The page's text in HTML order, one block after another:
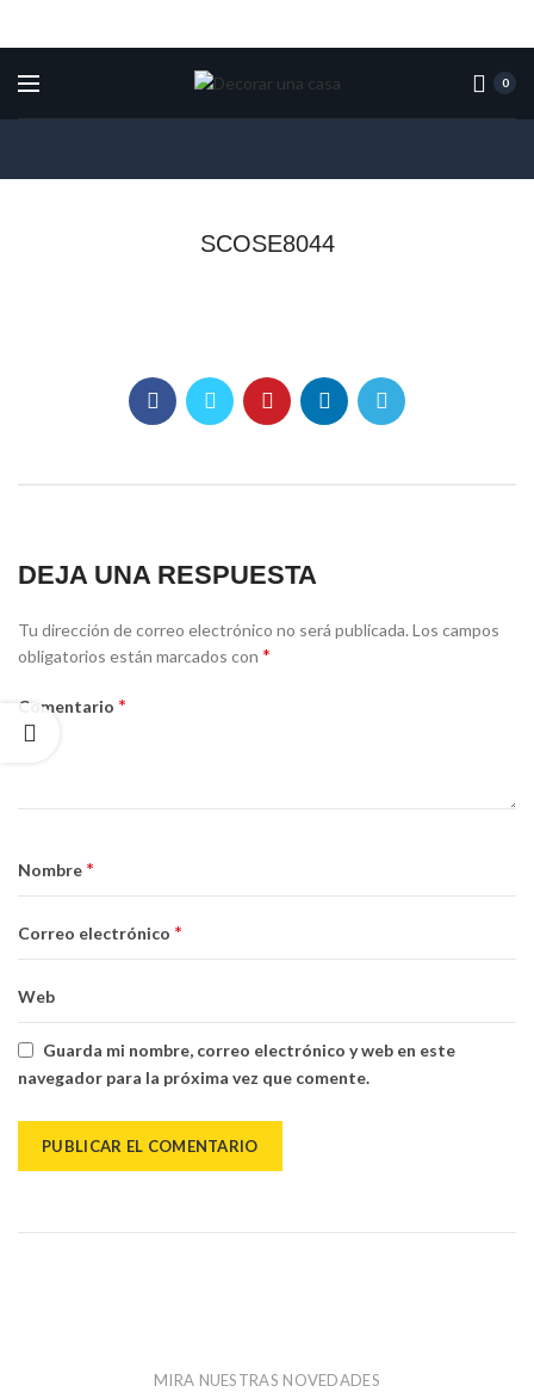
0
SCOSE8044
DEJA UNA RESPUESTA
Tu dirección de correo electrónico no será publicada.Los campos
obligatorios están marcados con *
Comentario *
Nombre *
Correo electrónico *
Web
Guarda mi nombre, correo electrónico y web en este
navegador para la próxima vez que comente.
MIRA NUESTRAS NOVEDADES